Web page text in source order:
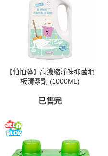
【怕怕髒】高濃縮淨味抑菌地
板清潔劑 (1000ML)
已售完